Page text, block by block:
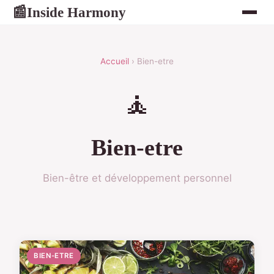
📰Inside Harmony
Accueil › Bien-etre
🧘
Bien-etre
Bien-être et développement personnel
BIEN-ETRE